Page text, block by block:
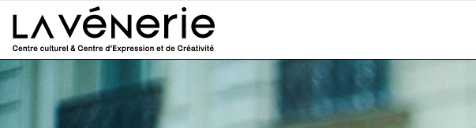
Aller au contenu principal